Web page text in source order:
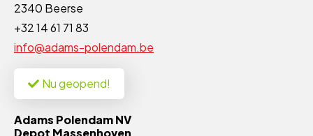
2340 Beerse
+32 14 61 71 83
info@adams-polendam.be
Nu geopend!
Adams Polendam NV